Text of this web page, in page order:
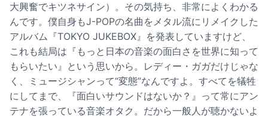
大興奮でキツネサイン）。その気持ち、非常によくわかる
んです。僕自身もJ-POPの名曲をメタル流にリメイクした
アルバム『TOKYO JUKEBOX』を発表していますけど、
これも結局は『もっと日本の音楽の面白さを世界に知って
もらいたい』という思いから。レディー・ガガだけじゃな
く、ミュージシャンって“変態”なんですよ。すべてを犠牲
にしてまで、『面白いサウンドはないか？』って常にアン
テナを張っている音楽オタク。だから一般人が聴かないよ